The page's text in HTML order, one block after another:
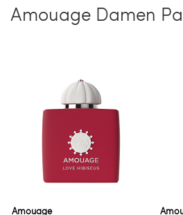
Amouage Damen
Amouage